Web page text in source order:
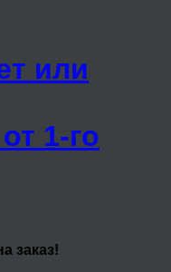
или
1-го
заказ!